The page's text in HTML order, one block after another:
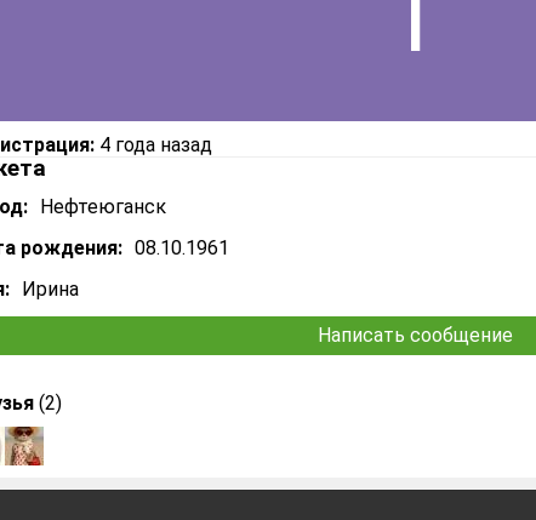
4 года назад
Нефтеюганск
рождения: 08.10.1961
Ирина
Написать сообщение
(2)